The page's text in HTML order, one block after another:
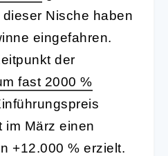
Nische haben
eingefahren.
der
fast 2000 %
im März einen
+12.000 % erzielt.